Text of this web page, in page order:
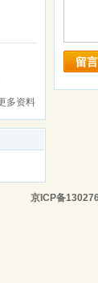
多资料
留言
京ICP备